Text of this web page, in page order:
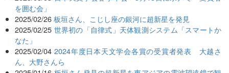
を囲む会」
2025/02/26 板垣さん、こじし座の銀河に超新星を発見
2025/02/25 世界初の「自律式」天体観測システム「スマートか
なた」
2025/02/04 2024年度日本天文学会各賞の受賞者発表 大越さ
ん、大野さんら